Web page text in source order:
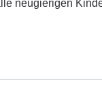
neugierigen